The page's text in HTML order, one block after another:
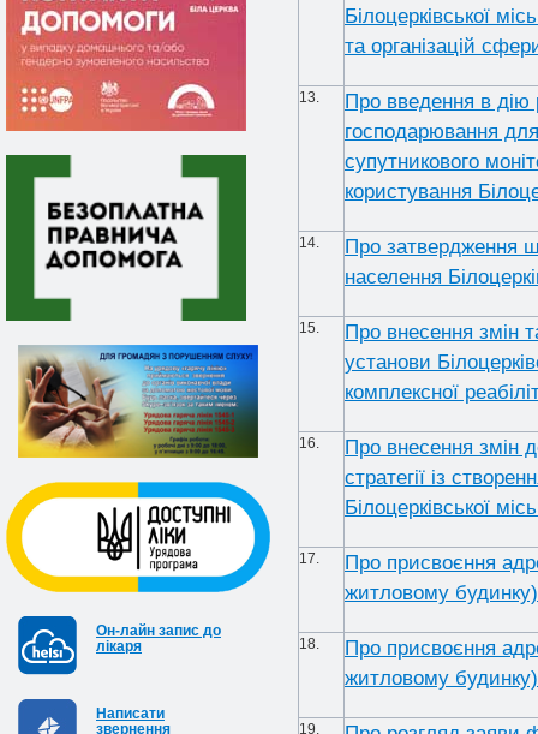
Он-лайн запис до
лікаря
Написати
звернення
Білоцерківської
та організацій
13.
Про введення в дію
господарювання
супутникового
користування
14.
Про затвердження
населення
15.
Про внесення змін
установи
комплексної
16.
Про внесення змін
стратегії із
Білоцерківської
17.
Про присвоєння
житловому
18.
Про присвоєння
житловому
19.